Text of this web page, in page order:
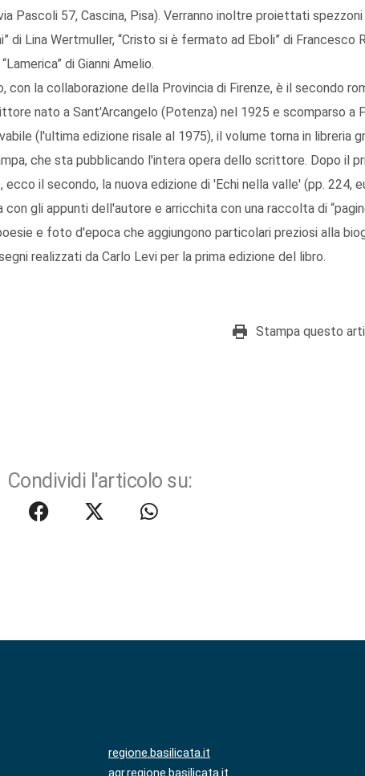
Pascoli 57, Cascina, Pisa). Verranno inoltre proiettati
di Lina Wertmuller, “Cristo si è fermato ad Eboli” di Francesco
di Gianni Amelio.
con la collaborazione della Provincia di Firenze, è il secondo
nato a Sant'Arcangelo (Potenza) nel 1925 e scomparso a
(l'ultima edizione risale al 1975), il volume torna in libreria
che sta pubblicando l'intera opera dello scrittore. Dopo il
il secondo, la nuova edizione di 'Echi nella valle' (pp. 224,
con gli appunti dell'autore e arricchita con una raccolta di
e foto d'epoca che aggiungono particolari preziosi alla
realizzati da Carlo Levi per la prima edizione del libro.
Stampa questo
Condividi l'articolo su:
regione.basilicata.it
agr.regione.basilicata.it